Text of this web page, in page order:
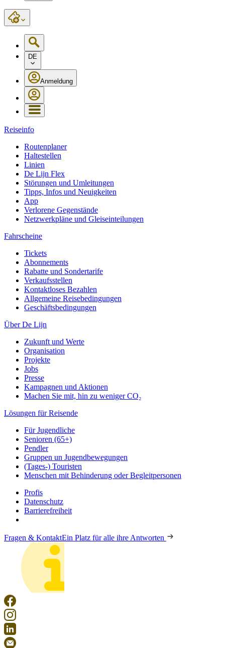
DE
Anmeldung
Reiseinfo
Routenplaner
Haltestellen
Linien
De Lijn Flex
Störungen und Umleitungen
Tipps, Infos und Neuigkeiten
App
Verlorene Gegenstände
Netzwerkpläne und Gleiseinteilungen
Fahrscheine
Tickets
Abonnements
Rabatte und Sondertarife
Verkaufsstellen
Kontaktloses Bezahlen
Allgemeine Reisebedingungen
Geschäftsbedingungen
Über De Lijn
Zukunft und Werte
Organisation
Projekte
Jobs
Presse
Kampagnen und Aktionen
Machen Sie mit, hin zu weniger CO₂
Lösungen für Reisende
Für Jugendliche
Senioren (65+)
Pendler
Gruppen un Jugendbewegungen
(Tages-) Touristen
Menschen mit Behinderung oder Begleitpersonen
Profis
Datenschutz
Barrierefreiheit
Fragen & KontaktEin Platz für alle ihre Antworten